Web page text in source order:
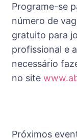
Programe-se
número de
gratuito para
profissional e
necessário
no site
Próximos